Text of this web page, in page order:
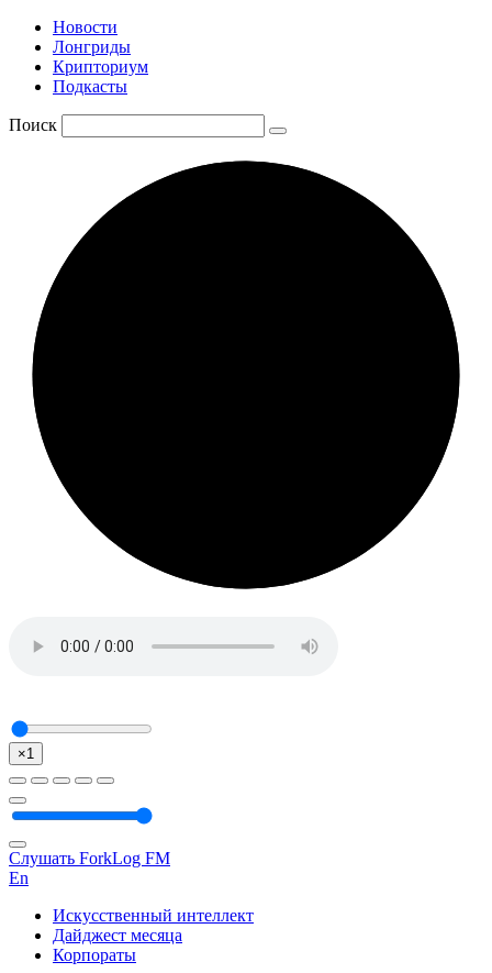
Новости
Лонгриды
Крипториум
Подкасты
Поиск
×1
Слушать ForkLog FM
En
Искусственный интеллект
Дайджест месяца
Корпораты